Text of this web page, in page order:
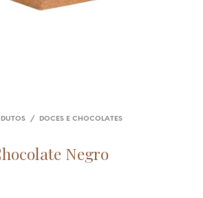
/ DOCES E CHOCOLATES
Negro